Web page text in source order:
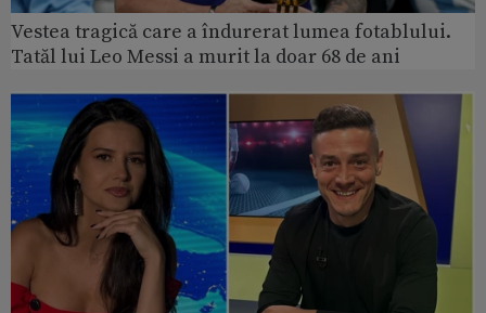
Vestea tragică care a îndurerat lumea fotablului.
Tatăl lui Leo Messi a murit la doar 68 de ani